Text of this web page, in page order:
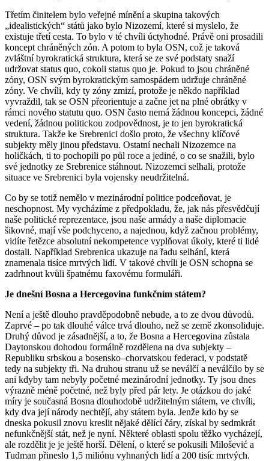
Třetím činitelem bylo veřejné mínění a skupina takových
„idealistických“ států jako bylo Nizozemí, které si myslelo, že
existuje třetí cesta. To bylo v té chvíli úctyhodné. Právě oni prosadili
koncept chráněných zón. A potom to byla OSN, což je taková
zvláštní byrokratická struktura, která se ze své podstaty snaží
udržovat status quo, cokoli status quo je. Pokud to jsou chráněné
zóny, OSN svým byrokratickým samospádem udržuje chráněné
zóny. Ve chvíli, kdy ty zóny zmizí, protože je někdo například
vyvraždil, tak se OSN přeorientuje a začne jet na plné obrátky v
rámci nového statutu quo. OSN často nemá žádnou koncepci, žádné
vedení, žádnou politickou zodpovědnost, je to jen byrokratická
struktura. Takže ke Srebrenici došlo proto, že všechny klíčové
subjekty měly jinou představu. Ostatní nechali Nizozemce na
holičkách, ti to pochopili po půl roce a jediné, o co se snažili, bylo
své jednotky ze Srebrenice stáhnout. Nizozemci selhali, protože
situace ve Srebrenici byla vojensky neudržitelná.
Co by se totiž nemělo v mezinárodní politice podceňovat, je
neschopnost. My vycházíme z předpokladu, že, jak nás přesvědčují
naše politické reprezentace, jsou naše armády a naše diplomacie
šikovné, mají vše podchyceno, a najednou, když začnou problémy,
vidíte řetězce absolutní nekompetence vyplňovat úkoly, které ti lidé
dostali. Například Srebrenica ukazuje na řadu selhání, která
znamenala tisíce mrtvých lidí. V takové chvíli je OSN schopna se
zadrhnout kvůli špatnému faxovému formuláři.
Je dnešní Bosna a Hercegovina funkčním státem?
Není a ještě dlouho pravděpodobně nebude, a to ze dvou důvodů.
Zaprvé – po tak dlouhé válce trvá dlouho, než se země zkonsoliduje.
Druhý důvod je zásadnější, a to, že Bosna a Hercegovina zůstala
Daytonskou dohodou formálně rozdělena na dva subjekty –
Republiku srbskou a bosensko–chorvatskou federaci, v podstatě
tedy na subjekty tři. Na druhou stranu už se neválčí a neválčilo by se
ani kdyby tam nebyly početné mezinárodní jednotky. Ty jsou dnes
výrazně méně početné, než byly před pár lety. Je otázkou do jaké
míry je současná Bosna dlouhodobě udržitelným státem, ve chvíli,
kdy dva její národy nechtějí, aby státem byla. Jenže kdo by se
dneska pokusil znovu kreslit nějaké dělící čáry, získal by sedmkrát
nefunkčnější stát, než je nyní. Některé oblasti spolu těžko vycházejí,
ale rozdělit je je ještě horší. Dělení, o které se pokusili Milošević a
Tuđman přineslo 1,5 miliónu vyhnaných lidí a 200 tisíc mrtvých.